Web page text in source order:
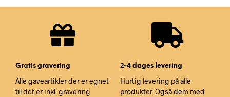
Gratis gravering
Alle gaveartikler der er egnet
til det er inkl. gravering
2-4 dages levering
Hurtig levering på alle
produkter. Også dem med